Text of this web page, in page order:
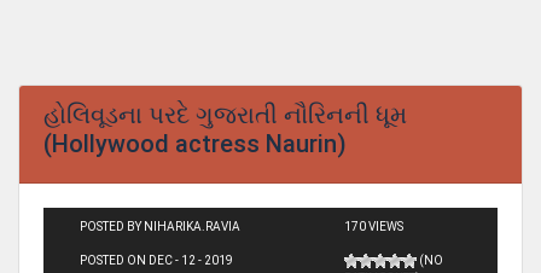
હોલિવૂડના પરદે ગુજરાતી નૌરિનની ધૂમ
(Hollywood actress Naurin)
POSTED BY NIHARIKA.RAVIA
POSTED ON DEC - 12 - 2019
170 VIEWS
(NO